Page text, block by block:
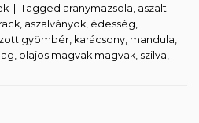
Tagged aranymazsola aszalt
aszalványok édesség
gyömbér karácsony mandula
olajos magvak magvak szilva